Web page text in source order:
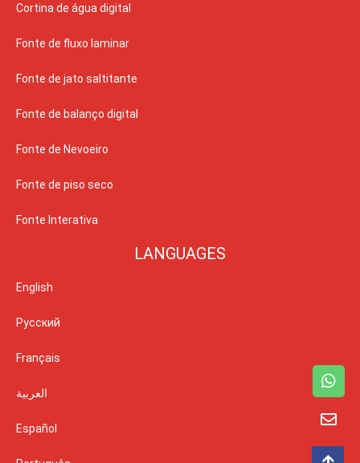
Cortina de água digital
Fonte de fluxo laminar
Fonte de jato saltitante
Fonte de balanço digital
Fonte de Nevoeiro
Fonte de piso seco
Fonte Interativa
LANGUAGES
English
Русский
Français
العربية
Español